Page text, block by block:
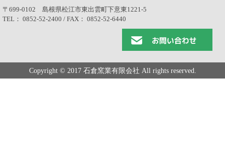
〒699-0102 島根県松江市東出雲町下意東1221-5
TEL： 0852-52-2400 / FAX： 0852-52-6440
Copyright © 2017 石倉窯業有限会社 All rights reserved.